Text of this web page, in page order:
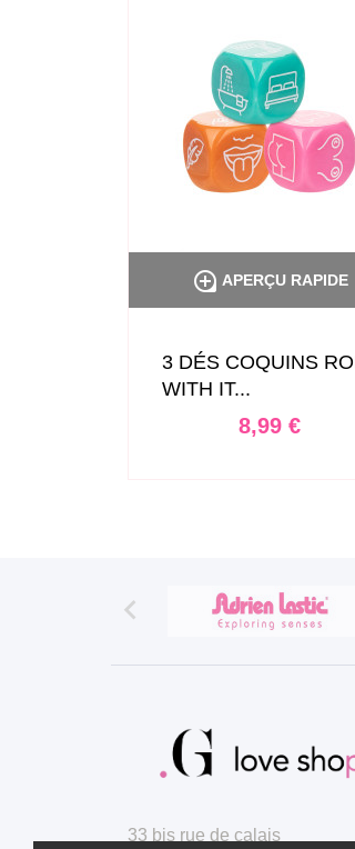
 APERÇU RAPIDE
3 DÉS COQUINS
WITH IT...
Prix
8,99 €

33 bis rue de calais